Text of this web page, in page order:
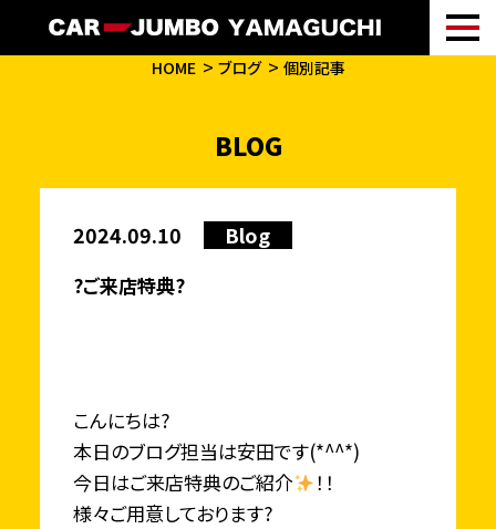
HOME ブログ 個別記事
BLOG
2024.09.10 Blog
?ご来店特典?
こんにちは?
本日のブログ担当は安田です(*^^*)
今日はご来店特典のご紹介
！！
様々ご用意しております?